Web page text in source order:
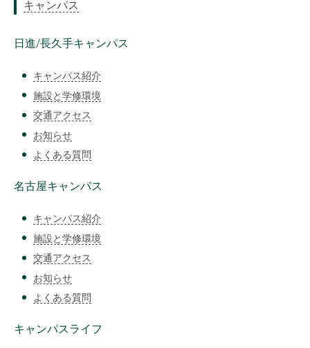
キャンパス
日進/長久手キャンパス
キャンパス紹介
施設と学修環境
交通アクセス
お知らせ
よくある質問
名古屋キャンパス
キャンパス紹介
施設と学修環境
交通アクセス
お知らせ
よくある質問
キャンパスライフ